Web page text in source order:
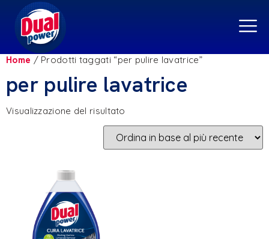
Home / Prodotti taggati “per pulire lavatrice”
per pulire lavatrice
Visualizzazione del risultato